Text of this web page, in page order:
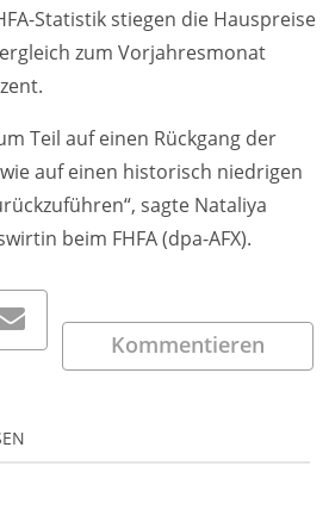
Statistik stiegen die Hauspreise
zum Vorjahresmonat
Teil auf einen Rückgang der
auf einen historisch niedrigen
sagte Nataliya
beim FHFA (dpa-AFX).
Kommentieren